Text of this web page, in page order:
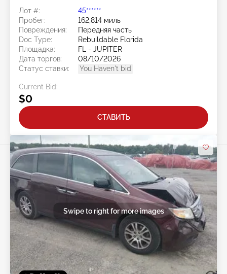
Лот #:
45******
Пробег:
162,814 миль
Повреждения:
Передняя часть
Doc Type:
Rebuildable Florida
Площадка:
FL - JUPITER
Дата торгов:
08/10/2026
Статус ставки:
You Haven't bid
Current Bid:
$0
СТАВИТЬ
Swipe to right for more images